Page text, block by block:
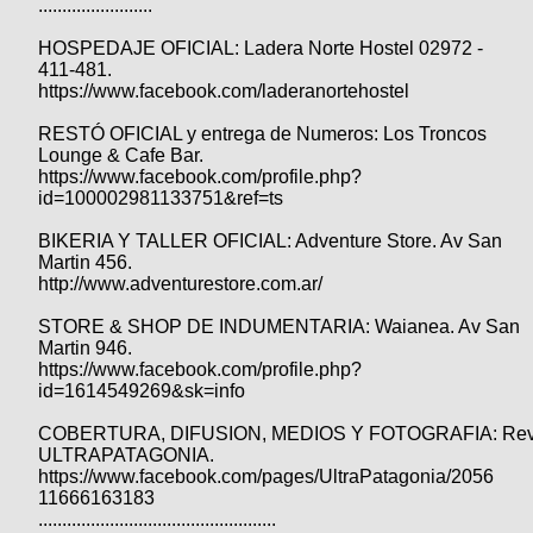
BMX
Ruta,
triatlon
todo
Retro
Ranking
Fotos
del
DÃA
Fotos
mas
votadas
Categorias
COMPRO
CANJE
Mi
ReputaciÃ³n
Mis
Compras
Mis
Ventas
TÃ©cnica
MecÃ¡nica
Robadas
Noticias
Calendario
Salidas
Operadores
de
cicloturismo
Relatos
de
viajes
de
viajes
Usuarios
Ãšltimos
Buscar
Mis
Amigos
de
Amigos
........................
HOSPEDAJE OFICIAL: Ladera Norte Hostel 02972 -
411-481.
https://www.facebook.com/laderanortehostel
RESTÓ OFICIAL y entrega de Numeros: Los Troncos
Lounge & Cafe Bar.
https://www.facebook.com/profile.php?
id=100002981133751&ref=ts
BIKERIA Y TALLER OFICIAL: Adventure Store. Av San
Martin 456.
http://www.adventurestore.com.ar/
STORE & SHOP DE INDUMENTARIA: Waianea. Av San
Martin 946.
https://www.facebook.com/profile.php?
id=1614549269&sk=info
COBERTURA, DIFUSION, MEDIOS Y FOTOGRAFIA:
ULTRAPATAGONIA.
https://www.facebook.com/pages/UltraPatagonia/2056
11666163183
..................................................